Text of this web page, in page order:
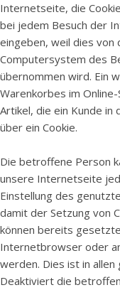
Internetseite, die
bei jedem Besuch der
eingeben, weil dies
Computersystem des
übernommen wird. Ein
Warenkorbes im
Artikel, die ein Kunde
über ein Cookie.
Die betroffene Person
unsere Internetseite
Einstellung des
damit der Setzung von
können bereits
Internetbrowser oder
werden. Dies ist in
Deaktiviert die